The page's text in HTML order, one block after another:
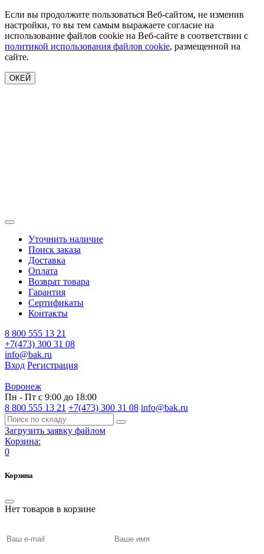
Если вы продолжите пользоваться Веб-сайтом, не изменив
настройки, то вы тем самым выражаете согласие на
использование файлов cookie на Веб-сайте в соответствии с
политикой использования файлов cookie, размещенной на
сайте.
ОКЕЙ
Уточнить наличие
Поиск заказа
Доставка
Оплата
Возврат товара
Гарантия
Сертификаты
Контакты
8 800 555 13 21
+7(473) 300 31 08
info@bak.ru
Вход Регистрация
Воронеж
Пн - Пт с 9:00 до 18:00
8 800 555 13 21 +7(473) 300 31 08 info@bak.ru
Загрузить заявку файлом
Корзина:
0
Корзина
Нет товаров в корзине